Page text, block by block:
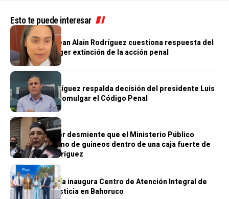
Esto te puede interesar
JUSTICIA
Abogada de Jean Alain Rodríguez cuestiona respuesta del
MP y pide acoger extinción de la acción penal
JUSTICIA
Jean Luis Rodríguez respalda decisión del presidente Luis
Abinader de promulgar el Código Penal
JUSTICIA
Carlos Balcácer desmiente que el Ministerio Público
hallara un racimo de guineos dentro de una caja fuerte de
Jean Alain Rodríguez
JUSTICIA
La Procuraduría inaugura Centro de Atención Integral de
Acceso a la Justicia en Bahoruco